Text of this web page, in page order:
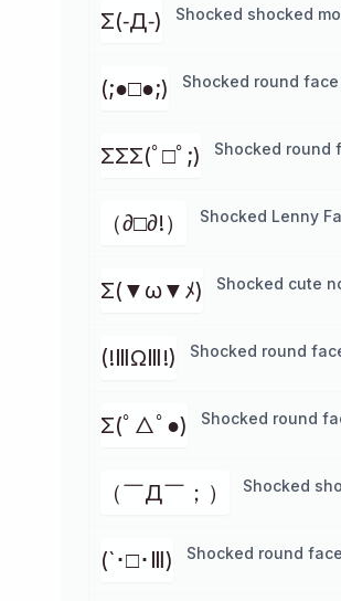
Σ(‐Д‐) Shocked shocked
(;●□●;) Shocked round face
ΣΣΣ(ﾟ□ﾟ;) Shocked round
（∂□∂!） Shocked Lenny
Σ(▼ω▼ﾒ) Shocked cute
(!ⅢΩⅢ!) Shocked round
Σ(ﾟ△ﾟ●) Shocked round
（￣Д￣；） Shocked
(`･□･Ⅲ) Shocked round